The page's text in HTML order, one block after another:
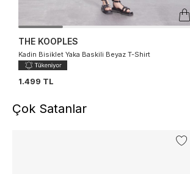
THE KOOPLES
Kadin Bisiklet Yaka Baskili Beyaz T-Shirt
1.499 TL
Çok Satanlar